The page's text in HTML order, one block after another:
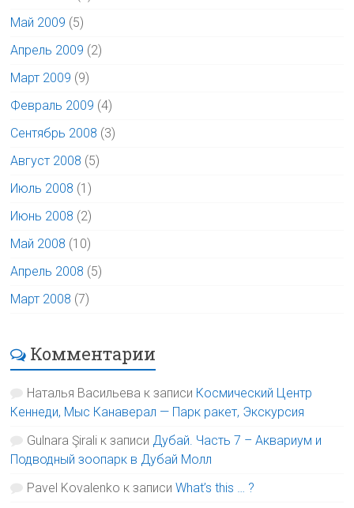
Май 2009 (5)
Апрель 2009 (2)
Март 2009 (9)
Февраль 2009 (4)
Сентябрь 2008 (3)
Август 2008 (5)
Июль 2008 (1)
Июнь 2008 (2)
Май 2008 (10)
Апрель 2008 (5)
Март 2008 (7)
Комментарии
Наталья Васильева к записи Космический Центр
Кеннеди, Мыс Канаверал — Парк ракет, Экскурсия
Gulnara Şirali к записи Дубай. Часть 7 – Аквариум и
Подводный зоопарк в Дубай Молл
Pavel Kovalenko к записиWhat’s this … ?